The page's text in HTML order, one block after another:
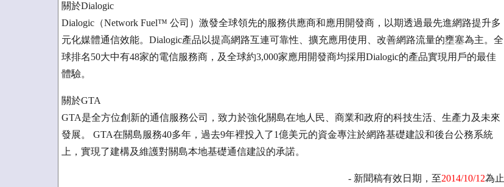
關於Dialogic
Dialogic（Network Fuel™ 公司）激發全球領先的服務供應商和應用開發商，以期透過最先進網路提升多
元化媒體通信效能。Dialogic產品以提高網路互連可靠性、擴充應用使用、改善網路流量的壅塞為主。全
球排名50大中有48家的電信服務商，及全球約3,000家應用開發商均採用Dialogic的產品實現用戶的最佳
體驗。
關於GTA
GTA是全方位創新的通信服務公司，致力於強化關島在地人民、商業和政府的科技生活、生產力及未來
發展。 GTA在關島服務40多年，過去9年裡投入了1億美元的資金專注於網路基礎建設和後台公務系統
上，實現了建構及維護對關島本地基礎通信建設的承諾。
- 新聞稿有效日期，至2014/10/12為止